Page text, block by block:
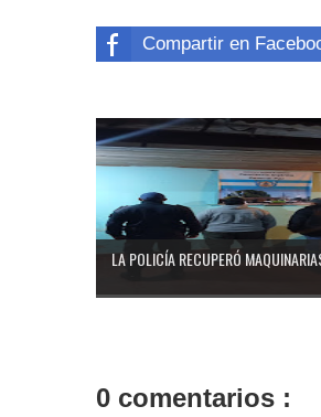
Compartir en
LA POLICÍA RECUPERÓ
0 comentarios :